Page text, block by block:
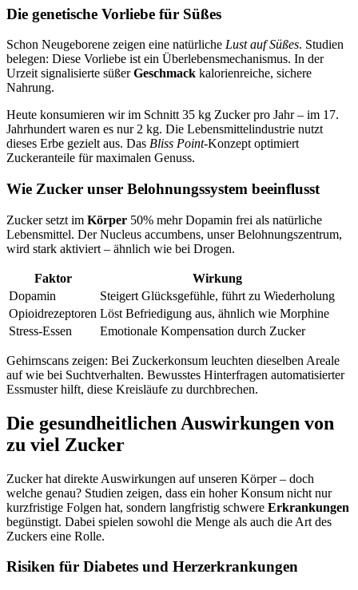
Die genetische Vorliebe für Süßes
Schon Neugeborene zeigen eine natürliche Lust auf Süßes. Studien
belegen: Diese Vorliebe ist ein Überlebensmechanismus. In der
Urzeit signalisierte süßerGeschmack kalorienreiche, sichere
Nahrung.
Heute konsumieren wir im Schnitt 35 kg Zucker pro Jahr – im 17.
Jahrhundert waren es nur 2 kg. Die Lebensmittelindustrie nutzt
dieses Erbe gezielt aus. Das Bliss Point-Konzept optimiert
Zuckeranteile für maximalen Genuss.
Wie Zucker unser Belohnungssystem beeinflusst
Zucker setzt im Körper 50% mehr Dopamin frei als natürliche
Lebensmittel. Der Nucleus accumbens, unser Belohnungszentrum,
wird stark aktiviert – ähnlich wie bei Drogen.
Faktor
Wirkung
Dopamin
Steigert Glücksgefühle, führt zu Wiederholung
Opioidrezeptoren Löst Befriedigung aus, ähnlich wie Morphine
Stress-Essen
Emotionale Kompensation durch Zucker
Gehirnscans zeigen: Bei Zuckerkonsum leuchten dieselben Areale
auf wie bei Suchtverhalten. Bewusstes Hinterfragen automatisierter
Essmuster hilft, diese Kreisläufe zu durchbrechen.
Die gesundheitlichen Auswirkungen von
zu viel Zucker
Zucker hat direkte Auswirkungen auf unseren Körper – doch
welche genau? Studien zeigen, dass ein hoher Konsum nicht nur
kurzfristige Folgen hat, sondern langfristig schwere Erkrankungen
begünstigt. Dabei spielen sowohl die Menge als auch die Art des
Zuckers eine Rolle.
Risiken für Diabetes und Herzerkrankungen